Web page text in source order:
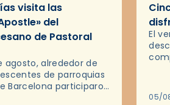
visita las
del
de Pastoral
agosto, alrededor de
de parroquias
Barcelona participaron
Apostle, organizadas
El
05/